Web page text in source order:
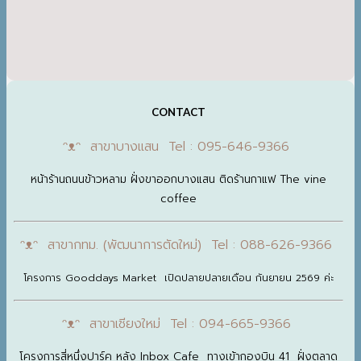
CONTACT
ᵔᴥᵔ สาขาบางแสน Tel : 095-646-9366
หน้าร้านถนนข้าวหลาม ฝั่งขาออกบางแสน ติดร้านกาแฟ The vine
coffee
ᵔᴥᵔ สาขากทม. (พัฒนาการตัดใหม่) Tel : 088-626-9366
โครงการ Gooddays Market เปิดปลายปลายเดือน กันยายน 2569 ค่ะ
ᵔᴥᵔ สาขาเชียงใหม่ Tel : 094-665-9366
โครงการสี่หนึ่งปาร์ค หลัง Inbox Cafe ทางเข้ากองบิน 41 ฝั่งตลาด